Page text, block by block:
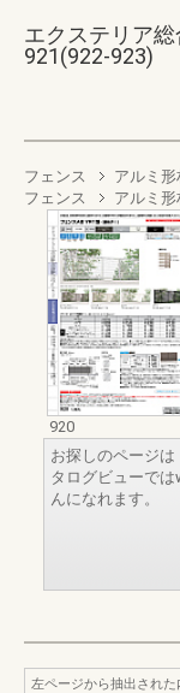
エクステリア
921(922-923)
フェンス アルミ形
フェンス
アルミ形
920
お探しのページ
タログビューで
んになれます。
左ページから抽出された